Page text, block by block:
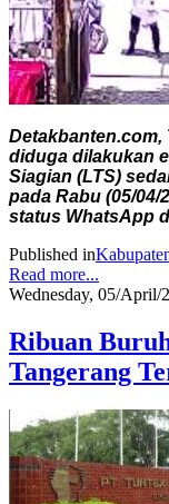
Detakbanten.com,
diduga dilakukan
Siagian (LTS)
pada Rabu (05/
status WhatsApp
Published in
Read more...
Wednesday, 05/April/
Ribuan
Tangerang